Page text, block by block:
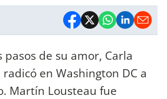
pasos de su amor, Carla
en Washington DC a
Martín Lousteau fue